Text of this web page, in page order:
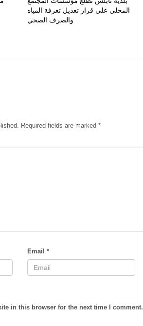
المحلي على قرار تعديل تعرفة المياه
والصرف الصحي
Required fields are marked *
Email *
in this browser for the next time I comment.